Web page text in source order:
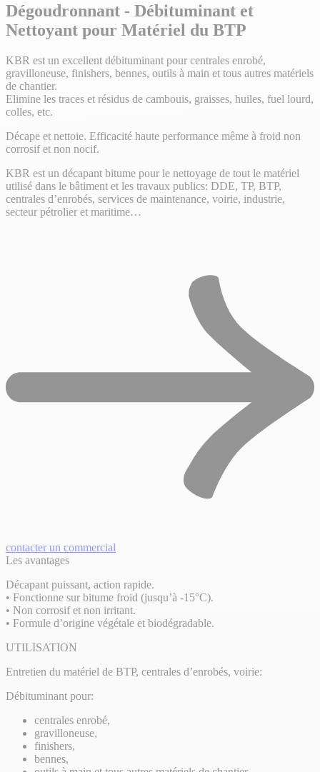
Dégoudronnant - Débituminant et
Nettoyant pour Matériel du BTP
KBR est un excellent débituminant pour centrales enrobé,
gravilloneuse, finishers, bennes, outils à main et tous autres matériels
de chantier.
Elimine les traces et résidus de cambouis, graisses, huiles, fuel lourd,
colles, etc.
Décape et nettoie. Efficacité haute performance même à froid non
corrosif et non nocif.
KBR est un décapant bitume pour le nettoyage de tout le matériel
utilisé dans le bâtiment et les travaux publics: DDE, TP, BTP,
centrales d’enrobés, services de maintenance, voirie, industrie,
secteur pétrolier et maritime…
contacter un commercial
Les avantages
Décapant puissant, action rapide.
• Fonctionne sur bitume froid (jusqu’à -15°C).
• Non corrosif et non irritant.
• Formule d’origine végétale et biodégradable.
UTILISATION
Entretien du matériel de BTP, centrales d’enrobés, voirie:
Débituminant pour:
centrales enrobé,
gravilloneuse,
finishers,
bennes,